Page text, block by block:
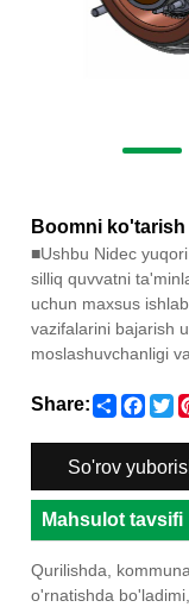
Boomni
■Ushbu Nidec
silliq quvvatni
uchun maxsus
vazifalarini bajarish
moslashuvchanligi
Share: Share
So'rov
Mahsulot tavsifi
Qurilishda,
o'rnatishda